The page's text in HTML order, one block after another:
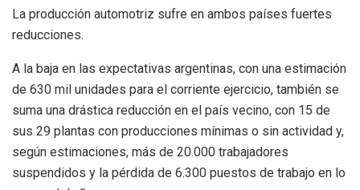
La producción automotriz sufre en ambos países fuertes
reducciones.
A la baja en las expectativas argentinas, con una estimación
de 630 mil unidades para el corriente ejercicio, también se
suma una drástica reducción en el país vecino, con 15 de
sus 29 plantas con producciones mínimas o sin actividad y,
según estimaciones, más de 20.000 trabajadores
suspendidos y la pérdida de 6.300 puestos de trabajo en lo